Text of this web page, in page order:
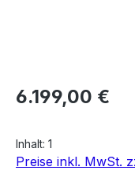
Regulärer Preis:
6.199,00 €
Inhalt: 1
Preise inkl. MwSt.